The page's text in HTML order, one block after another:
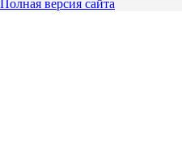
Полная версия сайта